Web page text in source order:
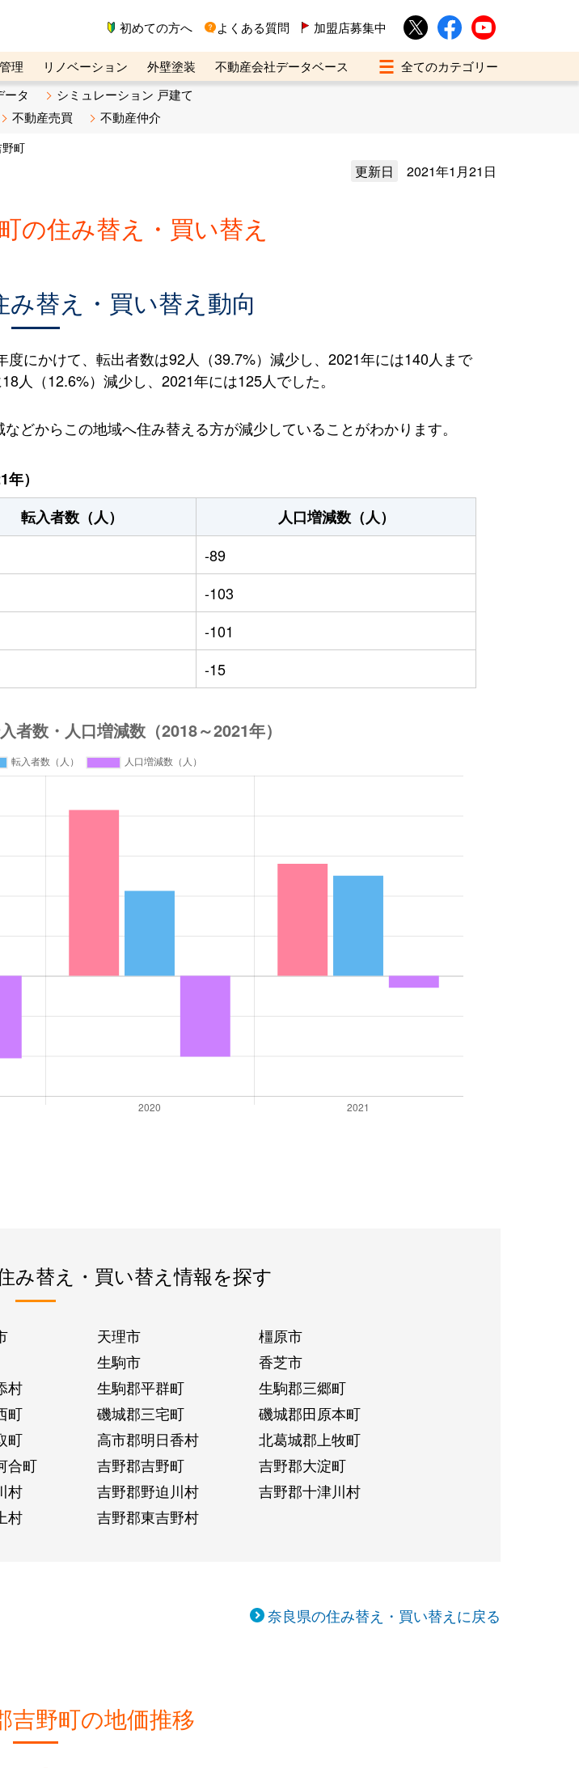
初めての方へ よくある質問 加盟店募集中
理 リノベーション 外壁塗装
不動産会社データベース
ンBiz 不動産売却ご相談デスク
ータ
シミュレーション 戸建て
不動産売買 不動産仲介
町
更新日 2021年1月21日
の住み替え・買い替え
み替え・買い替え動向
にかけて、転出者数は92人（39.7%）減少し、2021年には140人まで
人（12.6%）減少し、2021年には125人でした。
どからこの地域へ住み替える方が減少していることがわかります。
）
転入者数（人）
人口増減数（人）
-89
-103
-101
-15
み替え・買い替え情報を探す
天理市
橿原市
生駒市
香芝市
村 生駒郡平群町
生駒郡三郷町
町 磯城郡三宅町
磯城郡田原本町
町 高市郡明日香村
北葛城郡上牧町
合町 吉野郡吉野町
吉野郡大淀町
村 吉野郡野迫川村
吉野郡十津川村
村 吉野郡東吉野村
奈良県の住み替え・買い替えに戻る
吉野町の地価推移